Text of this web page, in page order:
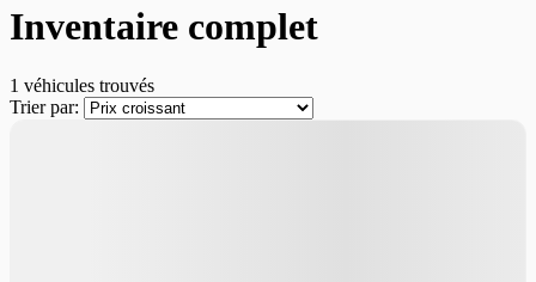
Inventaire complet
1 véhicules trouvés
Trier par: